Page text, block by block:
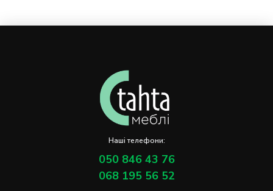
Наші телефони:
050 846 43 76
068 195 56 52